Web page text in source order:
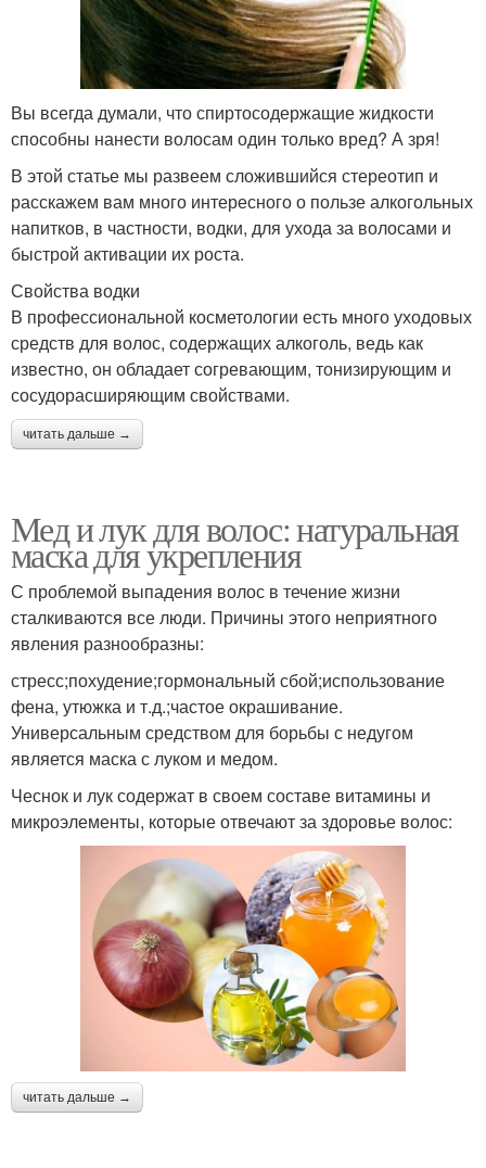
Вы всегда думали, что спиртосодержащие жидкости
способны нанести волосам один только вред? А зря!
В этой статье мы развеем сложившийся стереотип и
расскажем вам много интересного о пользе алкогольных
напитков, в частности, водки, для ухода за волосами и
быстрой активации их роста.
Свойства водки
В профессиональной косметологии есть много уходовых
средств для волос, содержащих алкоголь, ведь как
известно, он обладает согревающим, тонизирующим и
сосудорасширяющим свойствами.
читать дальше →
Мед и лук для волос: натуральная
маска для укрепления
С проблемой выпадения волос в течение жизни
сталкиваются все люди. Причины этого неприятного
явления разнообразны:
стресс;похудение;гормональный сбой;использование
фена, утюжка и т.д.;частое окрашивание.
Универсальным средством для борьбы с недугом
является маска с луком и медом.
Чеснок и лук содержат в своем составе витамины и
микроэлементы, которые отвечают за здоровье волос:
читать дальше →